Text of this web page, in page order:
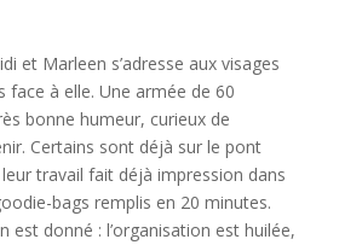
et Marleen s’adresse aux visages
face à elle. Une armée de 60
bonne humeur, curieux de
Certains sont déjà sur le pont
travail fait déjà impression dans
bags remplis en 20 minutes.
est donné : l’organisation est huilée,